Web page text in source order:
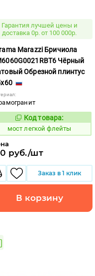
Гарантия лучшей цены и
доставка 0р. от 100 000р.
Marazzi Бричиола
Чёрный
Обрезной плинтус
1021241
Код товара:
мост легкой флейты
руб./шт
Заказ в 1 клик
В корзину